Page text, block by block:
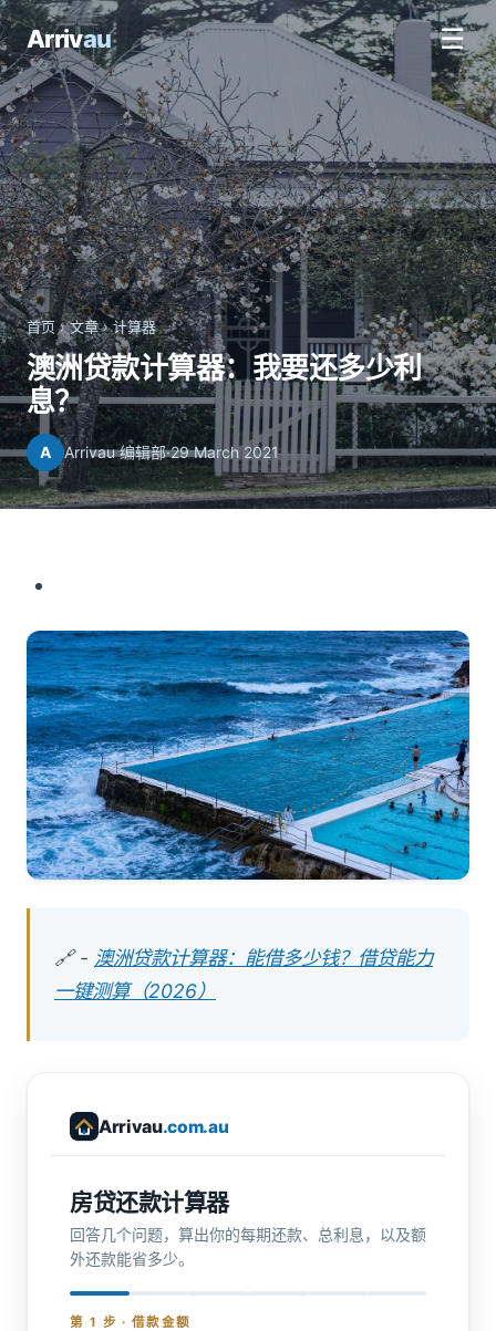
Arrivau ☰
首页›文章›计算器
澳洲贷款计算器：我要还多少利
息？
A Arrivau 编辑部·29 March 2021
🔗 - 澳洲贷款计算器：能借多少钱？借贷能力
一键测算（2026）
Arrivau.com.au
房贷还款计算器
回答几个问题，算出你的每期还款、总利息，以及额
外还款能省多少。
第 1 步 · 借款金额